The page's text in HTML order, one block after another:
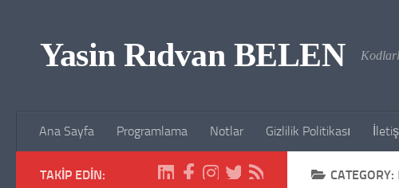
Yasin Rıdvan BELEN
Ana Sayfa Programlama Notlar Gizlilik Politikası
CATEGORY:
TAKIP EDIN: